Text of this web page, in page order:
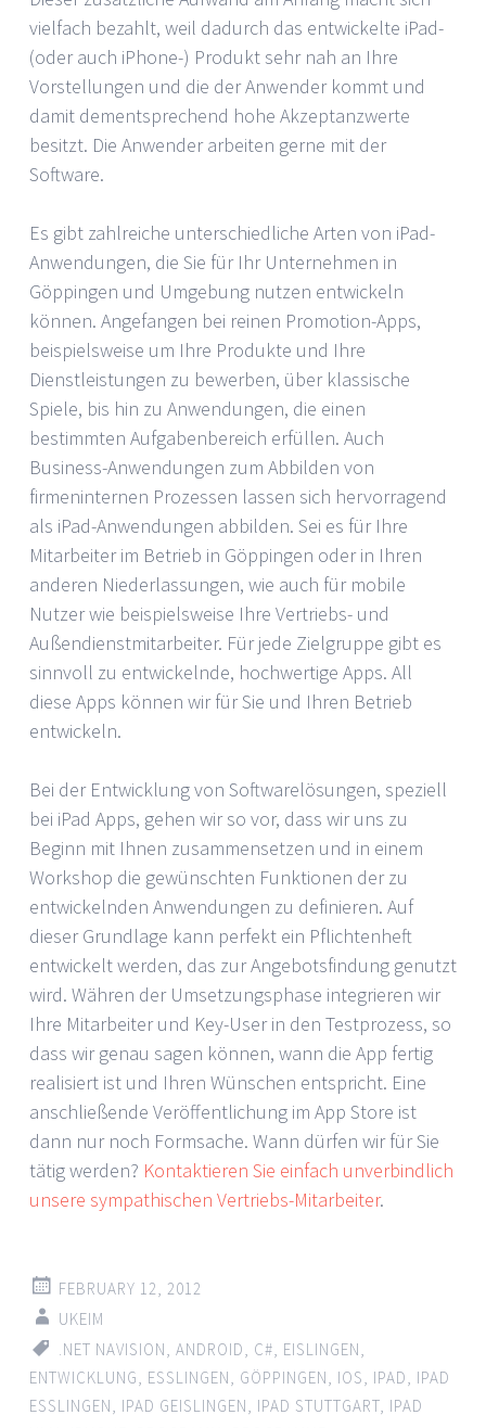
vielfach bezahlt, weil dadurch das entwickelte iPad-
(oder auch iPhone-) Produkt sehr nah an Ihre
Vorstellungen und die der Anwender kommt und
damit dementsprechend hohe Akzeptanzwerte
besitzt. Die Anwender arbeiten gerne mit der
Software.
Es gibt zahlreiche unterschiedliche Arten von iPad-
Anwendungen, die Sie für Ihr Unternehmen in
Göppingen und Umgebung nutzen entwickeln
können. Angefangen bei reinen Promotion-Apps,
beispielsweise um Ihre Produkte und Ihre
Dienstleistungen zu bewerben, über klassische
Spiele, bis hin zu Anwendungen, die einen
bestimmten Aufgabenbereich erfüllen. Auch
Business-Anwendungen zum Abbilden von
firmeninternen Prozessen lassen sich hervorragend
als iPad-Anwendungen abbilden. Sei es für Ihre
Mitarbeiter im Betrieb in Göppingen oder in Ihren
anderen Niederlassungen, wie auch für mobile
Nutzer wie beispielsweise Ihre Vertriebs- und
Außendienstmitarbeiter. Für jede Zielgruppe gibt es
sinnvoll zu entwickelnde, hochwertige Apps. All
diese Apps können wir für Sie und Ihren Betrieb
entwickeln.
Bei der Entwicklung von Softwarelösungen, speziell
bei iPad Apps, gehen wir so vor, dass wir uns zu
Beginn mit Ihnen zusammensetzen und in einem
Workshop die gewünschten Funktionen der zu
entwickelnden Anwendungen zu definieren. Auf
dieser Grundlage kann perfekt ein Pflichtenheft
entwickelt werden, das zur Angebotsfindung genutzt
wird. Währen der Umsetzungsphase integrieren wir
Ihre Mitarbeiter und Key-User in den Testprozess, so
dass wir genau sagen können, wann die App fertig
realisiert ist und Ihren Wünschen entspricht. Eine
anschließende Veröffentlichung im App Store ist
dann nur noch Formsache. Wann dürfen wir für Sie
tätig werden? Kontaktieren Sie einfach unverbindlich
unsere sympathischen Vertriebs-Mitarbeiter.
FEBRUARY 12, 2012
UKEIM
.NET NAVISION ANDROID C# EISLINGEN
ENTWICKLUNG
ESSLINGEN GÖPPINGEN IOS IPAD
IPAD
ESSLINGEN
IPAD GEISLINGEN IPAD STUTTGART IPAD